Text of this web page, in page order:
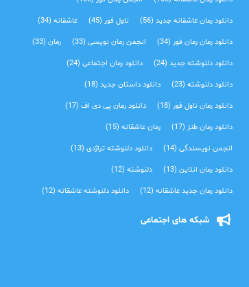
دانلود رمان عاشقانه جدید (56) ناول فور (45) عاشقانه (34)
دانلود رمان رمان فور (34) انجمن رمان نویسی (33) رمان (33)
دانلود دلنوشته جدید (24) دانلود رمان اجتماعی‌ (24)
دانلود دلنوشته (23) دانلود داستان جدید (18)
دانلود رمان ناول فور (18) دانلود رمان پی دی اف (17)
دانلود رمان طنز (17) رمان عاشقانه (15)
انجمن نویسندگی (14) دانلود دلنوشته تراژدی‌ (13)
دانلود رمان انلاین (13) دلنوشته (12)
دانلود رمان جدید عاشقانه (12) دانلود دلنوشته عاشقانه (12)
شبکه های اجتماعی